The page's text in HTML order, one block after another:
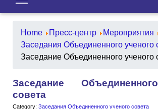
Home Пресс-центр
Мероприятия
Заседания Объединенного ученого
Заседание Объединенного ученого
Заседание
совета
Category: Заседания Объединенного ученого совета